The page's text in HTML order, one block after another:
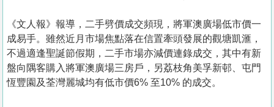
《文人報》報導，二手劈價成交頻現，將軍澳廣場低市價一
成易手。雖然近月市場焦點落在信置牽頭發展的觀塘凱滙，
不過適逢聖誕節假期，二手市場亦減價連錄成交，其中有新
盤向隅客購入將軍澳廣場三房戶，另荔枝角美孚新邨、屯門
恆豐園及荃灣麗城均有低市價6% 至10% 的成交。